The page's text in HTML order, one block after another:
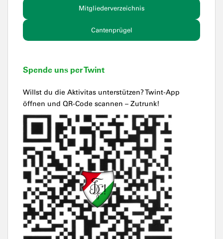
Mitgliederverzeichnis
Cantenprügel
Spende uns per Twint
Willst du die Aktivitas unterstützen? Twint-App
öffnen und QR-Code scannen – Zutrunk!